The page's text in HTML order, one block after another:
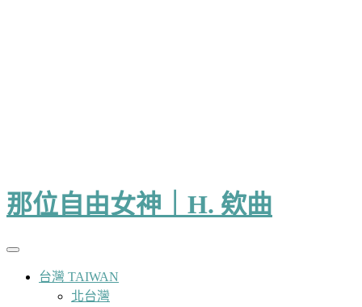
那位自由女神｜H. 欸曲
台灣 TAIWAN
北台灣